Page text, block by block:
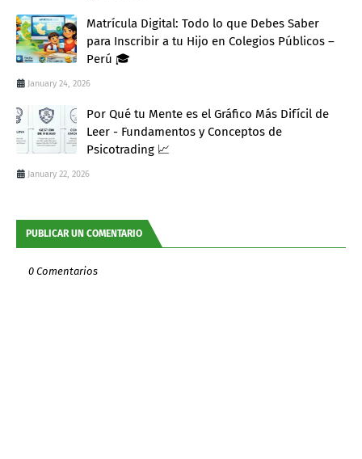
Matrícula Digital: Todo lo que Debes Saber
para Inscribir a tu Hijo en Colegios Públicos –
Perú 🎓
January 24, 2026
Por Qué tu Mente es el Gráfico Más Difícil de
Leer - Fundamentos y Conceptos de
Psicotrading 📈
January 22, 2026
PUBLICAR UN COMENTARIO
0 Comentarios